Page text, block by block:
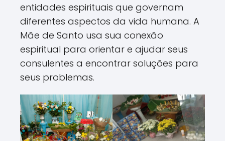
entidades espirituais que governam
diferentes aspectos da vida humana. A
Mãe de Santo usa sua conexão
espiritual para orientar e ajudar seus
consulentes a encontrar soluções para
seus problemas.